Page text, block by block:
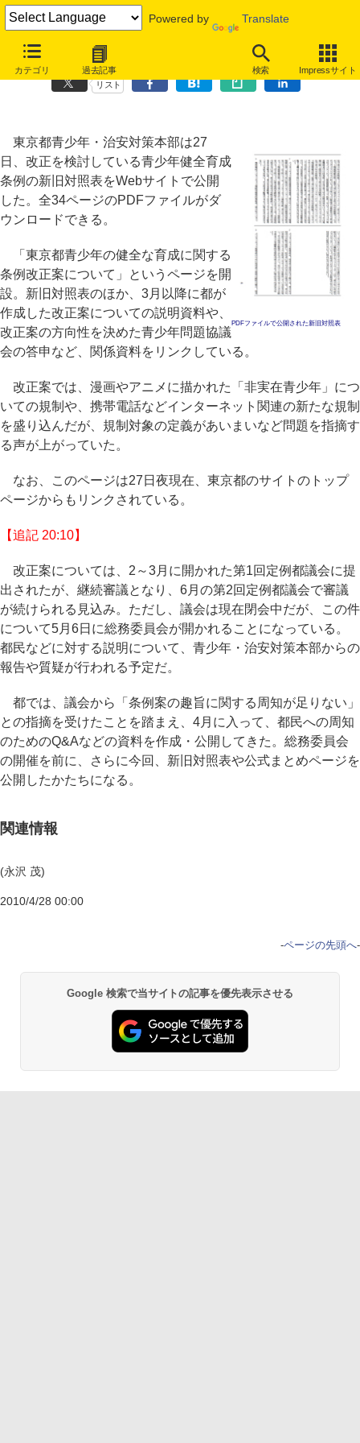
Powered by Translate
カテゴリ 過去記事 検索 Impressサイト
東京都、青少年健全育成条例改正のまとめページ、条文も公開
リスト
PDFファイルで公開された新旧対照表
東京都青少年・治安対策本部は27
日、改正を検討している青少年健全育成
条例の新旧対照表をWebサイトで公開
した。全34ページのPDFファイルがダ
ウンロードできる。
「東京都青少年の健全な育成に関する
条例改正案について」というページを開
設。新旧対照表のほか、3月以降に都が
作成した改正案についての説明資料や、
改正案の方向性を決めた青少年問題協議
会の答申など、関係資料をリンクしている。
改正案では、漫画やアニメに描かれた「非実在青少年」につ
いての規制や、携帯電話などインターネット関連の新たな規制
を盛り込んだが、規制対象の定義があいまいなど問題を指摘す
る声が上がっていた。
なお、このページは27日夜現在、東京都のサイトのトップ
ページからもリンクされている。
【追記 20:10】
改正案については、2～3月に開かれた第1回定例都議会に提
出されたが、継続審議となり、6月の第2回定例都議会で審議
が続けられる見込み。ただし、議会は現在閉会中だが、この件
について5月6日に総務委員会が開かれることになっている。
都民などに対する説明について、青少年・治安対策本部からの
報告や質疑が行われる予定だ。
都では、議会から「条例案の趣旨に関する周知が足りない」
との指摘を受けたことを踏まえ、4月に入って、都民への周知
のためのQ&Aなどの資料を作成・公開してきた。総務委員会
の開催を前に、さらに今回、新旧対照表や公式まとめページを
公開したかたちになる。
関連情報
(永沢 茂)
2010/4/28 00:00
-ページの先頭へ-
Google 検索で当サイトの記事を優先表示させる